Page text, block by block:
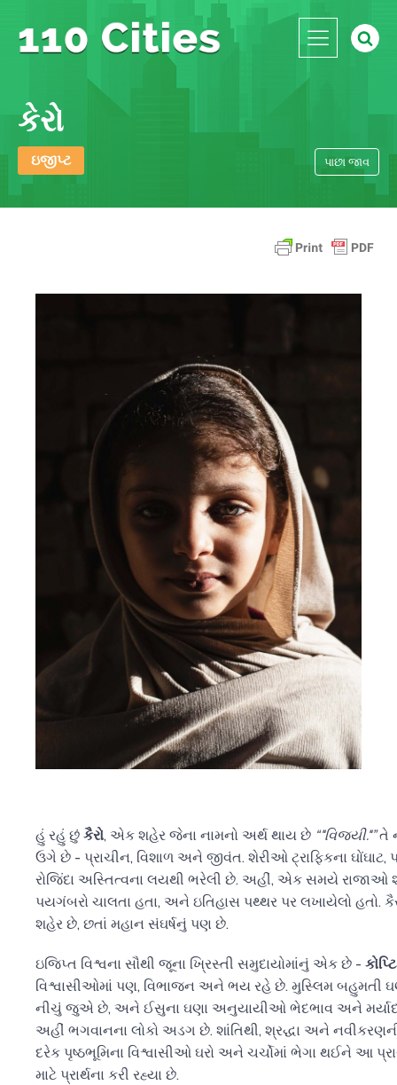
કેરો
ઇજીપ્ટ પાછા જાવ
હું રહું છું કૈરો, એક શહેર જેના નામનો અર્થ થાય છે “"વિજયી."”તે
ઉગે છે - પ્રાચીન, વિશાળ અને જીવંત. શેરીઓ ટ્રાફિકના ઘોંઘાટ,
રોજિંદા અસ્તિત્વના લયથી ભરેલી છે. અહીં, એક સમયે રાજાઓ
પયગંબરો ચાલતા હતા, અને ઇતિહાસ પથ્થર પર લખાયેલો હતો.
શહેર છે, છતાં મહાન સંઘર્ષનું પણ છે.
ઇજિપ્ત વિશ્વના સૌથી જૂના ખ્રિસ્તી સમુદાયોમાંનું એક છે -
વિશ્વાસીઓમાં પણ, વિભાજન અને ભય રહે છે. મુસ્લિમ બહુમતી
નીચું જુએ છે, અને ઈસુના ઘણા અનુયાયીઓ ભેદભાવ અને
અહીં ભગવાનના લોકો અડગ છે. શાંતિથી, શ્રદ્ધા અને
દરેક પૃષ્ઠભૂમિના વિશ્વાસીઓ ઘરો અને ચર્ચોમાં ભેગા થઈને આ
માટે પ્રાર્થના કરી રહ્યા છે.